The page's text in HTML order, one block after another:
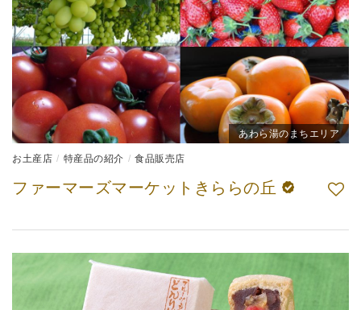
あわら湯のまちエリア
お土産店 特産品の紹介 食品販売店
ファーマーズマーケットきららの丘